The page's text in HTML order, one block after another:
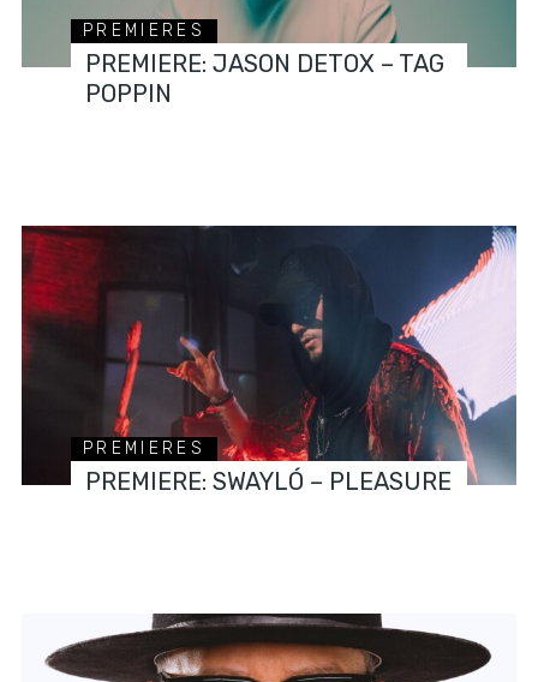
PREMIERES
PREMIERE: JASON DETOX – TAG
POPPIN
PREMIERES
PREMIERE: SWAYLÓ – PLEASURE